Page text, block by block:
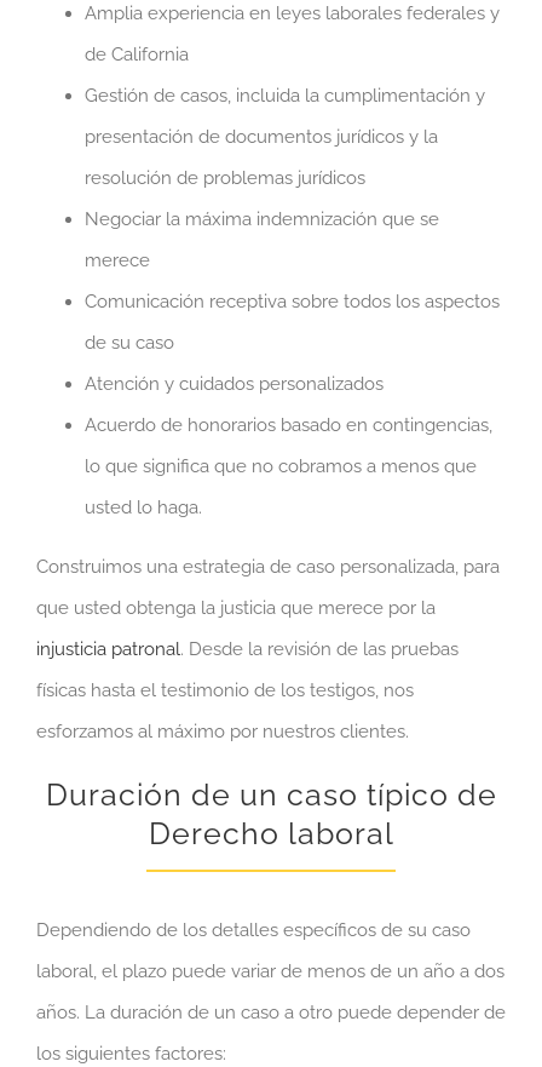
Amplia experiencia en leyes laborales federales y
de California
Gestión de casos, incluida la cumplimentación y
presentación de documentos jurídicos y la
resolución de problemas jurídicos
Negociar la máxima indemnización que se
merece
Comunicación receptiva sobre todos los aspectos
de su caso
Atención y cuidados personalizados
Acuerdo de honorarios basado en contingencias,
lo que significa que no cobramos a menos que
usted lo haga.
Construimos una estrategia de caso personalizada, para
que usted obtenga la justicia que merece por la
injusticia patronal. Desde la revisión de las pruebas
físicas hasta el testimonio de los testigos, nos
esforzamos al máximo por nuestros clientes.
Duración de un caso típico de
Derecho laboral
Dependiendo de los detalles específicos de su caso
laboral, el plazo puede variar de menos de un año a dos
años. La duración de un caso a otro puede depender de
los siguientes factores: